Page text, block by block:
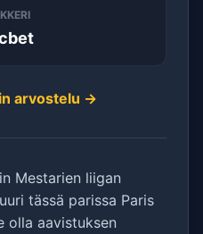
arvostelu →
Mestarien liigan
tässä parissa Paris
olla aavistuksen